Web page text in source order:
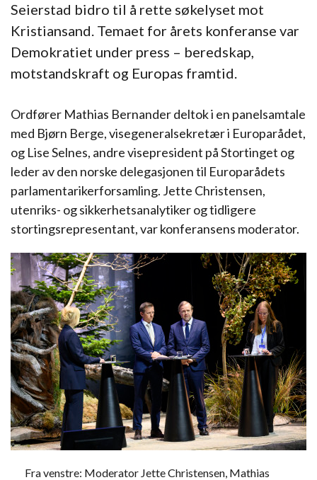
Seierstad bidro til å rette søkelyset mot
Kristiansand. Temaet for årets konferanse var
Demokratiet under press – beredskap,
motstandskraft og Europas framtid.
Ordfører Mathias Bernander deltok i en panelsamtale
med Bjørn Berge, visegeneralsekretær i Europarådet,
og Lise Selnes, andre visepresident på Stortinget og
leder av den norske delegasjonen til Europarådets
parlamentarikerforsamling. Jette Christensen,
utenriks- og sikkerhetsanalytiker og tidligere
stortingsrepresentant, var konferansens moderator.
Fra venstre: Moderator Jette Christensen, Mathias